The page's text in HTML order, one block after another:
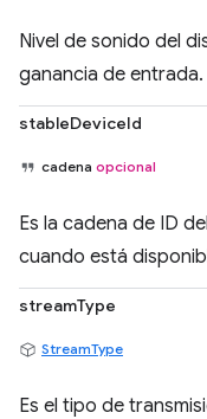
Nivel de sonido del
ganancia de entrada.
stableDeviceId
cadena opcional
Es la cadena de ID
cuando está
streamType
StreamType
Es el tipo de